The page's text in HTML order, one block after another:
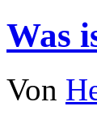
Was
Von